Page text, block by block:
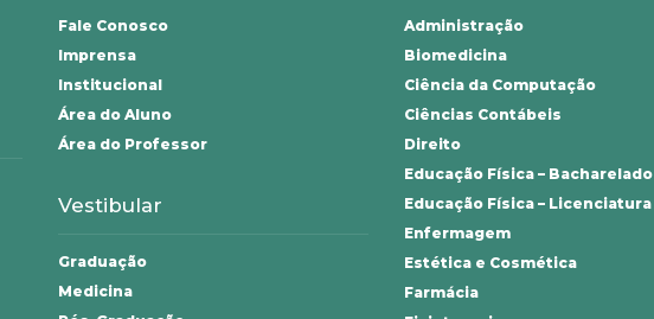
Fale Conosco
Imprensa
Institucional
Área do Aluno
Área do Professor
Vestibular
Graduação
Medicina
Administração
Biomedicina
Ciência da Computação
Ciências Contábeis
Direito
Educação Física – Bacharelado
Educação Física – Licenciatura
Enfermagem
Estética e Cosmética
Farmácia